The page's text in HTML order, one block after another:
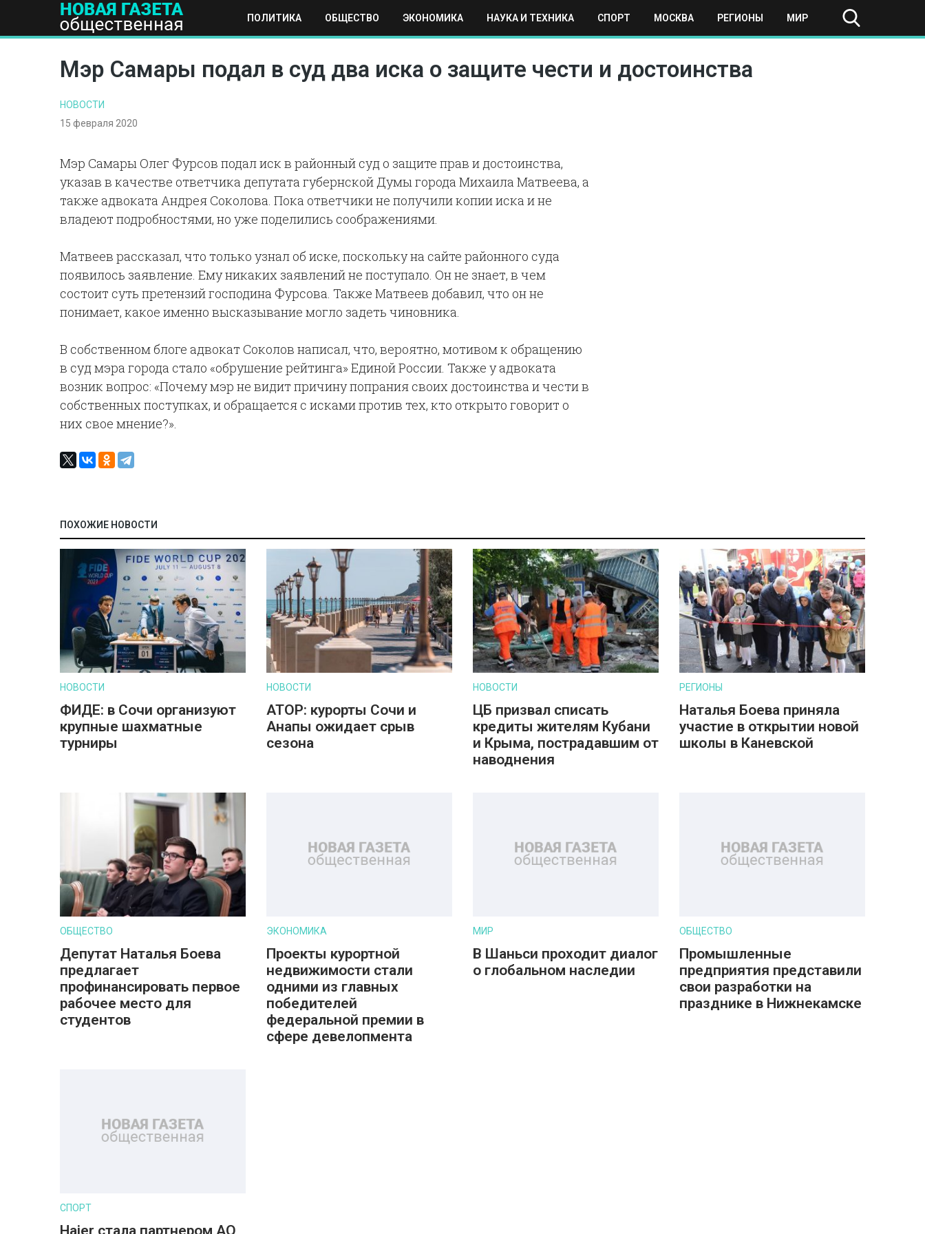
ПОЛИТИКА ОБЩЕСТВО ЭКОНОМИКА НАУКА И ТЕХНИКА СПОРТ МОСКВА РЕГИОНЫ МИР
ПОЛИТИКА ОБЩЕСТВО ЭКОНОМИКА НАУКА И ТЕХНИКА СПОРТ МОСКВА РЕГИОНЫ МИР
Мэр Самары подал в суд два иска о защите чести и достоинства
НОВОСТИ
15 февраля 2020
Мэр Самары Олег Фурсов подал иск в районный суд о защите прав и достоинства,
указав в качестве ответчика депутата губернской Думы города Михаила Матвеева, а
также адвоката Андрея Соколова. Пока ответчики не получили копии иска и не
владеют подробностями, но уже поделились соображениями.
Матвеев рассказал, что только узнал об иске, поскольку на сайте районного суда
появилось заявление. Ему никаких заявлений не поступало. Он не знает, в чем
состоит суть претензий господина Фурсова. Также Матвеев добавил, что он не
понимает, какое именно высказывание могло задеть чиновника.
В собственном блоге адвокат Соколов написал, что, вероятно, мотивом к обращению
в суд мэра города стало «обрушение рейтинга» Единой России. Также у адвоката
возник вопрос: «Почему мэр не видит причину попрания своих достоинства и чести в
собственных поступках, и обращается с исками против тех, кто открыто говорит о
них свое мнение?».
ПОХОЖИЕ НОВОСТИ
НОВОСТИ
ФИДЕ: в Сочи организуют
крупные шахматные
турниры
НОВОСТИ
АТОР: курорты Сочи и
Анапы ожидает срыв
сезона
НОВОСТИ
ЦБ призвал списать
кредиты жителям Кубани
и Крыма, пострадавшим от
наводнения
РЕГИОНЫ
Наталья Боева приняла
участие в открытии новой
школы в Каневской
ОБЩЕСТВО
Депутат Наталья Боева
предлагает
профинансировать первое
рабочее место для
студентов
ЭКОНОМИКА
Проекты курортной
недвижимости стали
одними из главных
победителей
федеральной премии в
сфере девелопмента
МИР
В Шаньси проходит диалог
о глобальном наследии
ОБЩЕСТВО
Промышленные
предприятия представили
свои разработки на
празднике в Нижнекамске
СПОРТ
Haier стала партнером AO